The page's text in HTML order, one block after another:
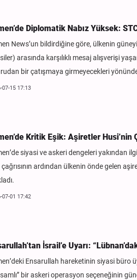
Diplomatik Nabız Yüksek:
News’un bildirdiğine göre, ülkenin
arasında karşılıklı mesaj alışverişi
bir çatışmaya girmeyecekleri
07-15 17:13
Kritik Eşik: Aşiretler Husi’nin
siyasi ve askeri dengeleri yakından
ardından ülkenin önde gelen
07-01 17:42
İsrail’e Uyarı:
Ensarullah hareketinin siyasi büro
bir askeri operasyon seçeneğinin